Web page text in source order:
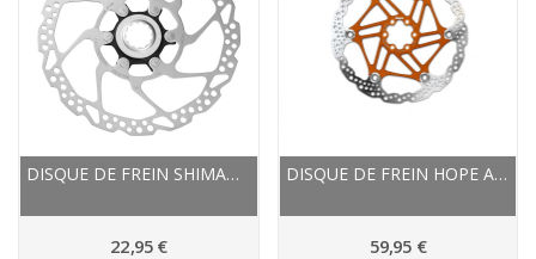
DISQUE DE FREIN SHIMANO ACIER INOX SM RT54 I...
22,95 €
DISQUE DE FREIN HOPE ACIER INOX NEW STANDARD
59,95 €